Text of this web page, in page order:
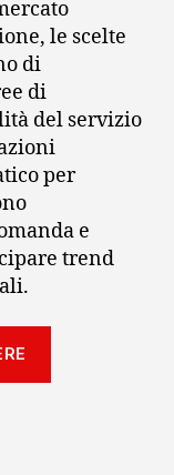
le scelte
di
di
del servizio
per
e
trend